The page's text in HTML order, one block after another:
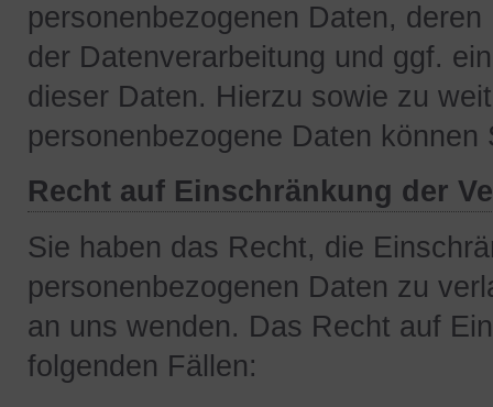
personenbezogenen Daten,
der Datenverarbeitung und ggf.
dieser Daten. Hierzu sowie zu
personenbezogene Daten
Recht auf Einschränkung der
Sie haben das Recht, die
personenbezogenen Daten zu
an uns wenden. Das Recht auf
folgenden Fällen: